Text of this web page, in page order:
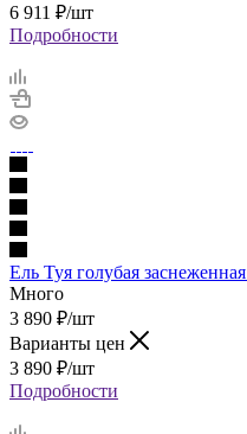
6 911 ₽/шт
Подробности
Ель Туя голубая
Много
3 890 ₽/шт
Варианты цен
3 890 ₽/шт
Подробности